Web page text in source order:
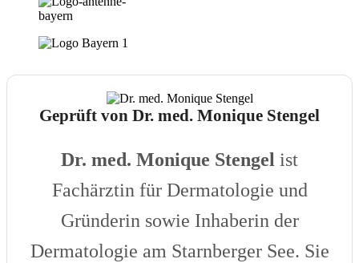
Geprüft von Dr. med. Monique Stengel
Dr. med. Monique Stengel ist
Fachärztin für Dermatologie und
Gründerin sowie Inhaberin der
Dermatologie am Starnberger See. Sie